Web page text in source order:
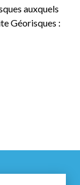
auxquels
Géorisques :